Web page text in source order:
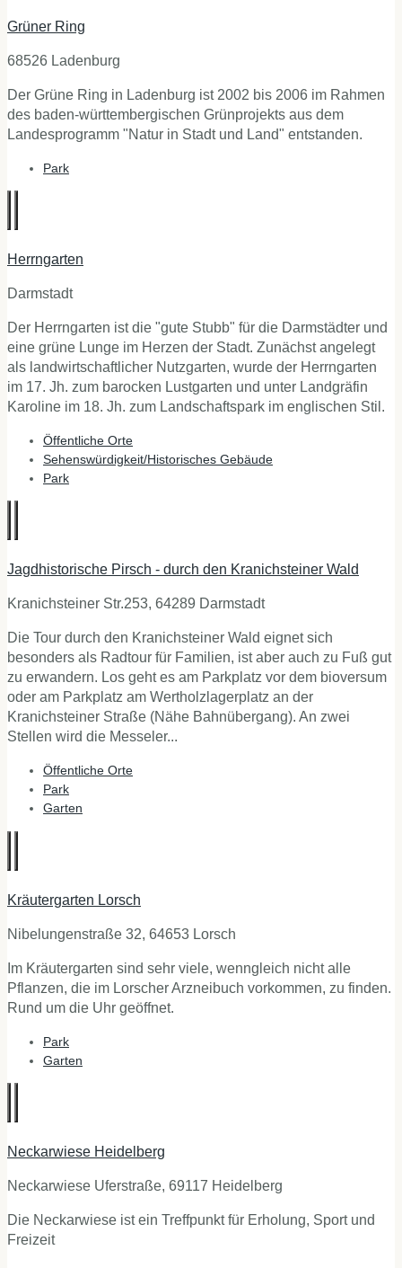
Grüner Ring
68526 Ladenburg
Der Grüne Ring in Ladenburg ist 2002 bis 2006 im Rahmen
des baden-württembergischen Grünprojekts aus dem
Landesprogramm "Natur in Stadt und Land" entstanden.
Park
Herrngarten
Darmstadt
Der Herrngarten ist die "gute Stubb" für die Darmstädter und
eine grüne Lunge im Herzen der Stadt. Zunächst angelegt
als landwirtschaftlicher Nutzgarten, wurde der Herrngarten
im 17. Jh. zum barocken Lustgarten und unter Landgräfin
Karoline im 18. Jh. zum Landschaftspark im englischen Stil.
Öffentliche Orte
Sehenswürdigkeit/Historisches Gebäude
Park
Jagdhistorische Pirsch - durch den Kranichsteiner Wald
Kranichsteiner Str.253, 64289 Darmstadt
Die Tour durch den Kranichsteiner Wald eignet sich
besonders als Radtour für Familien, ist aber auch zu Fuß gut
zu erwandern. Los geht es am Parkplatz vor dem bioversum
oder am Parkplatz am Wertholzlagerplatz an der
Kranichsteiner Straße (Nähe Bahnübergang). An zwei
Stellen wird die Messeler...
Öffentliche Orte
Park
Garten
Kräutergarten Lorsch
Nibelungenstraße 32, 64653 Lorsch
Im Kräutergarten sind sehr viele, wenngleich nicht alle
Pflanzen, die im Lorscher Arzneibuch vorkommen, zu finden.
Rund um die Uhr geöffnet.
Park
Garten
Neckarwiese Heidelberg
Neckarwiese Uferstraße, 69117 Heidelberg
Die Neckarwiese ist ein Treffpunkt für Erholung, Sport und
Freizeit